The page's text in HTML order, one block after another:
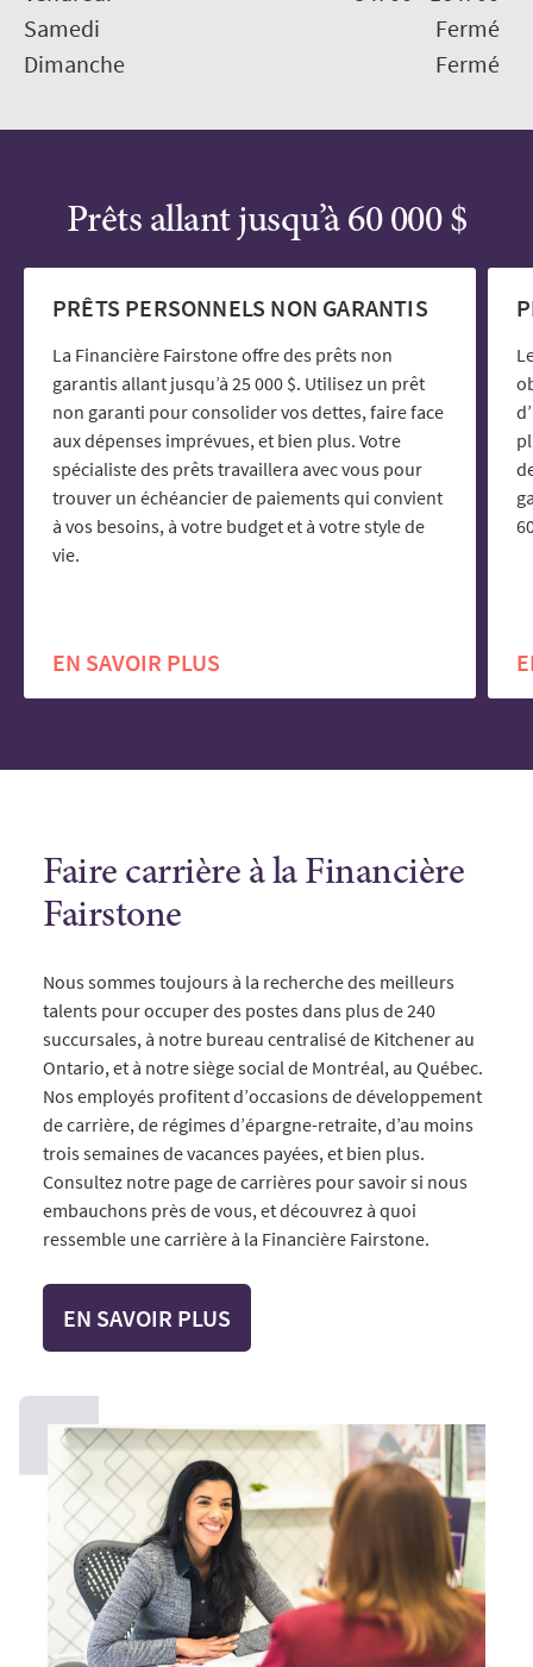
Samedi
Fermé
Dimanche
Fermé
Prêts allant jusqu’à 60 000 $
PRÊTS PERSONNELS NON GARANTIS
La Financière Fairstone offre des prêts non
garantis allant jusqu’à 25 000 $. Utilisez un prêt
non garanti pour consolider vos dettes, faire face
aux dépenses imprévues, et bien plus. Votre
spécialiste des prêts travaillera avec vous pour
trouver un échéancier de paiements qui convient
à vos besoins, à votre budget et à votre style de
vie.
EN SAVOIR PLUS
Faire carrière à la Financière
Fairstone
Nous sommes toujours à la recherche des meilleurs
talents pour occuper des postes dans plus de 240
succursales, à notre bureau centralisé de Kitchener au
Ontario, et à notre siège social de Montréal, au Québec.
Nos employés profitent d’occasions de développement
de carrière, de régimes d’épargne-retraite, d’au moins
trois semaines de vacances payées, et bien plus.
Consultez notre page de carrières pour savoir si nous
embauchons près de vous, et découvrez à quoi
ressemble une carrière à la Financière Fairstone.
EN SAVOIR PLUS